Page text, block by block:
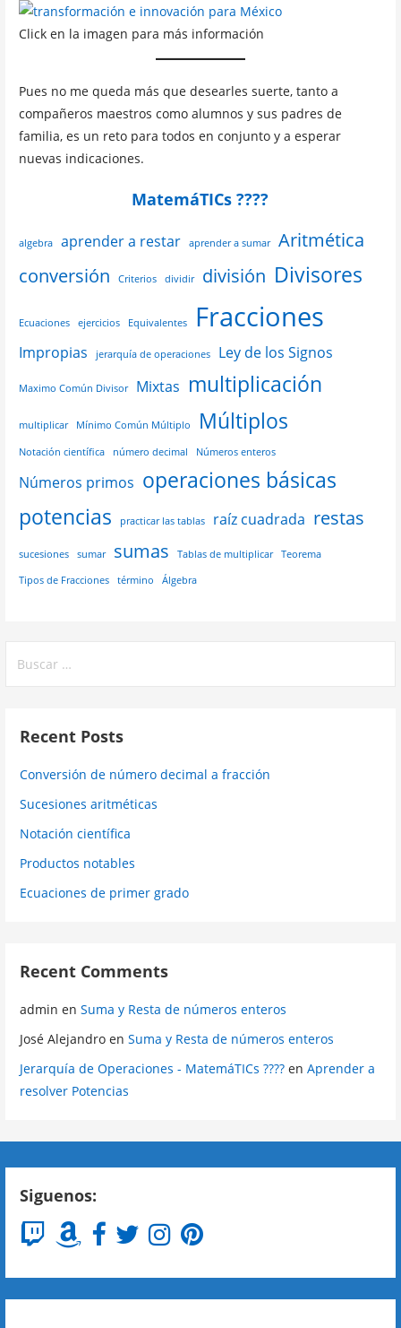
Click en la imagen para más información
Pues no me queda más que desearles suerte, tanto a
compañeros maestros como alumnos y sus padres de
familia, es un reto para todos en conjunto y a esperar
nuevas indicaciones.
MatemáTICs ????
algebra aprender a restar aprender a sumar
Aritmética
conversión
Criterios dividir división Divisores
Ecuaciones ejercicios Equivalentes Fracciones
Impropias jerarquía de operaciones Ley de los Signos
Maximo Común Divisor Mixtas multiplicación
multiplicar Mínimo Común Múltiplo Múltiplos
Notación científica número decimal Números enteros
Números primos operaciones básicas
potencias
practicar las tablas raíz cuadrada restas
sucesiones sumar sumas Tablas de multiplicar Teorema
Tipos de Fracciones término Álgebra
Recent Posts
Conversión de número decimal a fracción
Sucesiones aritméticas
Notación científica
Productos notables
Ecuaciones de primer grado
Recent Comments
admin enSuma y Resta de números enteros
José Alejandro enSuma y Resta de números enteros
Jerarquía de Operaciones - MatemáTICs ???? enAprender a
resolver Potencias
Siguenos: